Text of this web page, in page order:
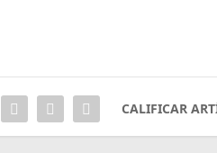
CALIFICAR